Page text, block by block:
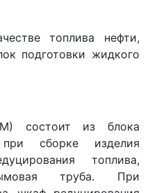
топлива нефти,
подготовки жидкого
состоит из блока
сборке изделия
топлива,
труба. При